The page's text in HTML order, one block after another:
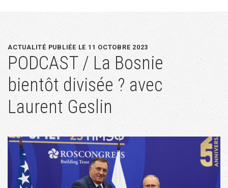
ACTUALITÉ PUBLIÉE LE 11 OCTOBRE 2023
PODCAST / La Bosnie
bientôt divisée ? avec
Laurent Geslin